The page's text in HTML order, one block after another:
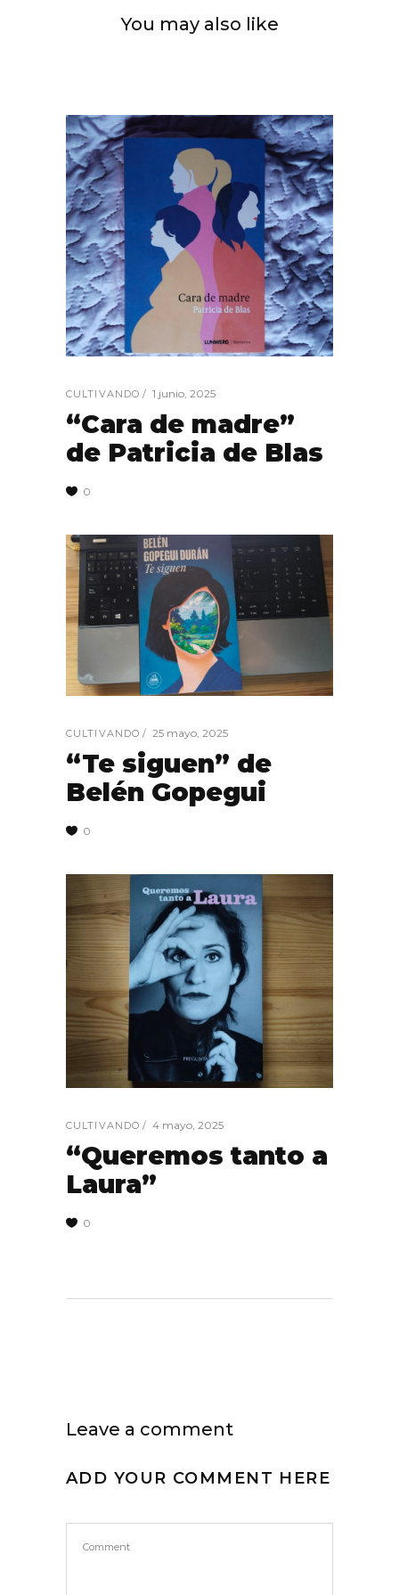
You may also like
CULTIVANDO 1 junio, 2025
“Cara de madre”
de Patricia de Blas
0
CULTIVANDO 25 mayo, 2025
“Te siguen” de
Belén Gopegui
0
CULTIVANDO 4 mayo, 2025
“Queremos tanto a
Laura”
0
Leave a comment
ADD YOUR COMMENT HERE